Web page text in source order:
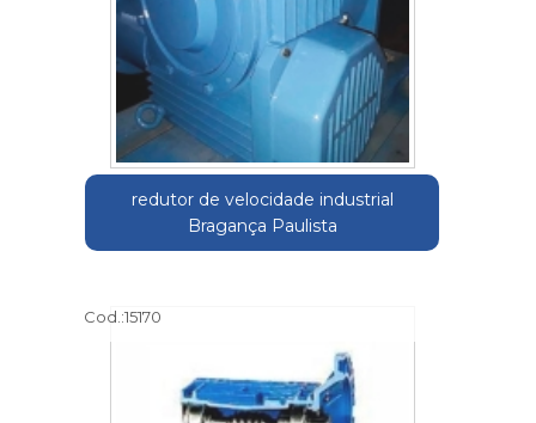
redutor de velocidade industrial
Bragança Paulista
Cod.:15170